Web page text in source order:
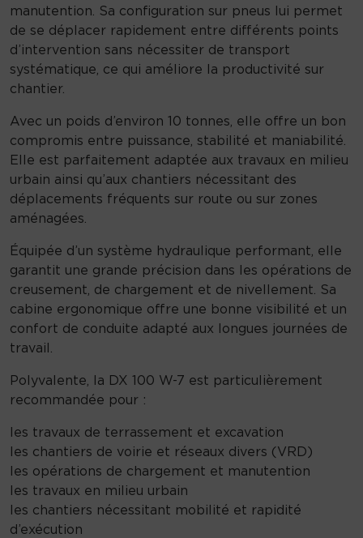
manutention. Sa configuration sur pneus lui permet
de se déplacer rapidement entre différents points
d’intervention sans nécessiter de transport
systématique, ce qui améliore la productivité sur
chantier.
Avec un poids d’environ 10 tonnes, elle offre un bon
compromis entre puissance, stabilité et maniabilité.
Elle est parfaitement adaptée aux travaux en milieu
urbain ainsi qu’aux chantiers nécessitant des
déplacements fréquents sur route ou sur zones
aménagées.
Équipée d’un système hydraulique performant, elle
garantit une grande précision dans les opérations de
creusement, de chargement et de nivellement. Sa
cabine ergonomique offre une bonne visibilité et un
confort de conduite adapté aux longues journées de
travail.
Polyvalente, la DX 100 W-7 est particulièrement
recommandée pour :
les travaux de terrassement et excavation
les chantiers de voirie et réseaux divers (VRD)
les opérations de chargement et manutention
les travaux en milieu urbain
les chantiers nécessitant mobilité et rapidité
d’exécution